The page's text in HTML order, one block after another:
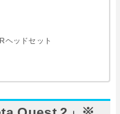
ヘッドセット